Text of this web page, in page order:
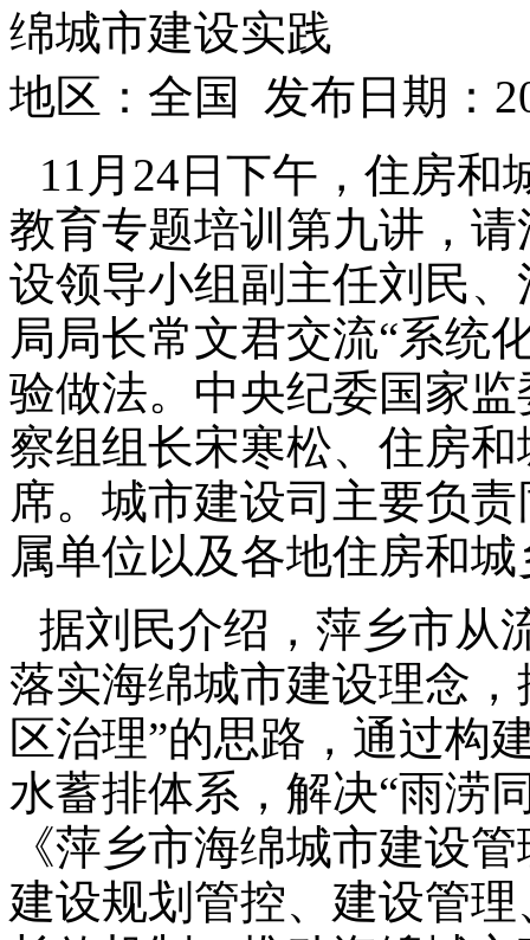
绵城市建设实践
地区：全国 发布日期：
11月24日下午，住房
教育专题培训第九讲，
设领导小组副主任刘民
局局长常文君交流“系统
验做法。中央纪委国家
察组组长宋寒松、住房
席。城市建设司主要负
属单位以及各地住房和
据刘民介绍，萍乡市从
落实海绵城市建设理念
区治理”的思路，通过
水蓄排体系，解决“雨涝
《萍乡市海绵城市建设
建设规划管控、建设管